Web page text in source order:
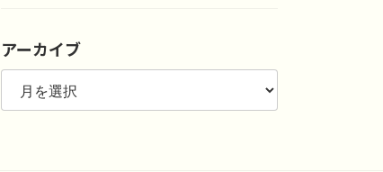
アーカイブ
ア
カ